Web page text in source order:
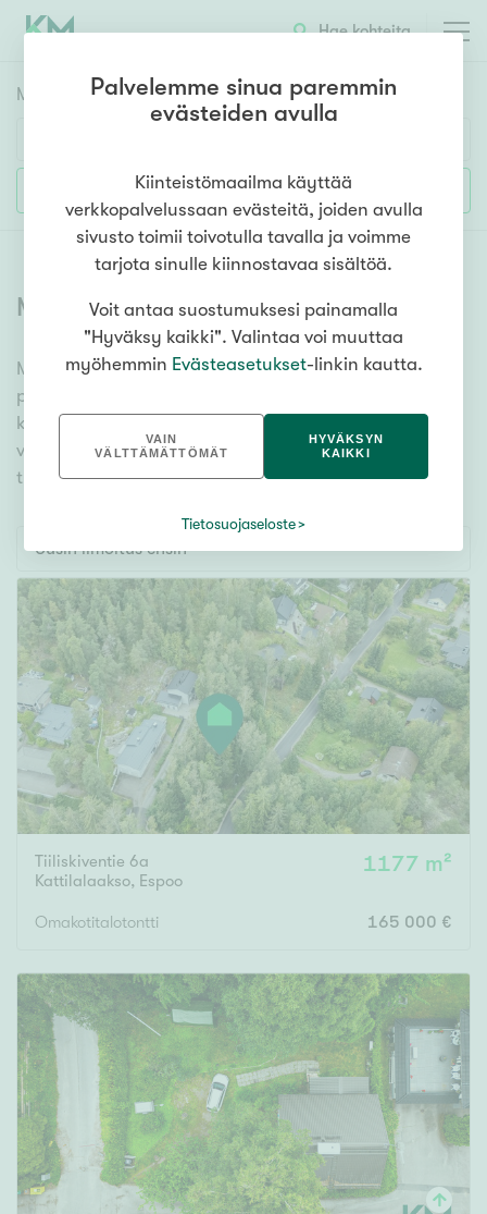
Hae kohteita
Myyntikohteet
Huoneluku
1h 2h 3h 4h 5h+
Asuntotyyppi
Kerros-/luhtitalo
Rivitalo/paritalo
Omakoti-/erillistalo
Maa- tai metsätila
Vapaa-ajan asunto
Toimitila
Autotalli
Muut
Hinta
000 000 €
Pinta-ala
Asuinpinta-ala
Rakennusvuosi
Uudiskohteet
Lisää hakuehtoja
Myytävät tontit (470)
Meiltä löydät myytävät tontit, olitpa etsimässä
paikkaa uudelle talolle tai mökille. Ammattitaitoiset
kiinteistönvälittäjämme auttavat sinua unelmatontin
valitsemisessa. Katso alta kaikki myytävät tontit ja
tutustu vaihtoehtoihin. Meiltä löydät mieleisesi!
Uusin ilmoitus ensin
Tiiliskiventie 6a
Kattilalaakso, Espoo
1177 m²
Omakotitalotontti 165 000 €
Palvelemme sinua paremmin
evästeiden avulla
Kiinteistömaailma käyttää
verkkopalvelussaan evästeitä, joiden avulla
sivusto toimii toivotulla tavalla ja voimme
tarjota sinulle kiinnostavaa sisältöä.
Voit antaa suostumuksesi painamalla
"Hyväksy kaikki". Valintaa voi muuttaa
myöhemmin Evästeasetukset-linkin kautta.
VAIN
VÄLTTÄMÄTTÖMÄT
HYVÄKSYN
KAIKKI
Tietosuojaseloste